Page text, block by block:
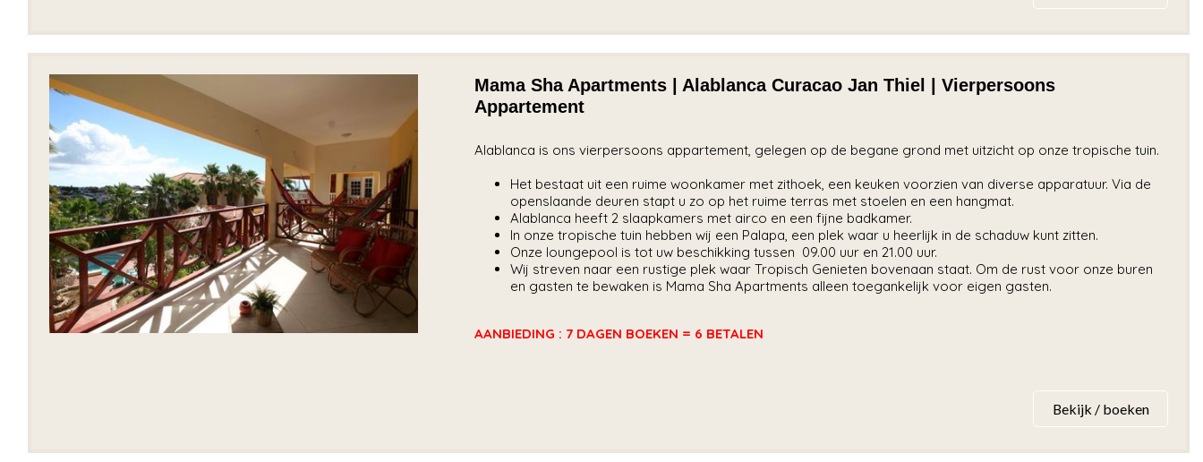
Mama Sha Apartments | Alablanca Curacao Jan Thiel | Vierpersoons
Appartement
Alablanca is ons vierpersoons appartement, gelegen op de begane grond met uitzicht op onze tropische tuin.
Het bestaat uit een ruime woonkamer met zithoek, een keuken voorzien van diverse apparatuur. Via de
openslaande deuren stapt u zo op het ruime terras met stoelen en een hangmat.
Alablanca heeft 2 slaapkamers met airco en een fijne badkamer.
In onze tropische tuin hebben wij een Palapa, een plek waar u heerlijk in de schaduw kunt zitten.
Onze loungepool is tot uw beschikking tussen 09.00 uur en 21.00 uur.
Wij streven naar een rustige plek waar Tropisch Genieten bovenaan staat. Om de rust voor onze buren
en gasten te bewaken is Mama Sha Apartments alleen toegankelijk voor eigen gasten.
AANBIEDING : 7 DAGEN BOEKEN = 6 BETALEN
Bekijk / boeken